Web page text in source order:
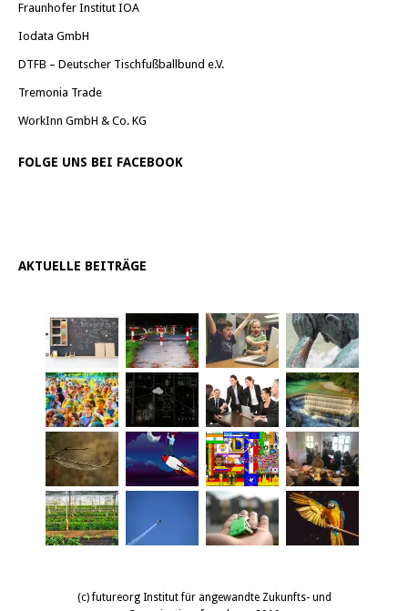
Fraunhofer Institut IOA
Iodata GmbH
DTFB – Deutscher Tischfußballbund e.V.
Tremonia Trade
WorkInn GmbH & Co. KG
FOLGE UNS BEI FACEBOOK
AKTUELLE BEITRÄGE
(c) futureorg Institut für angewandte Zukunfts- und